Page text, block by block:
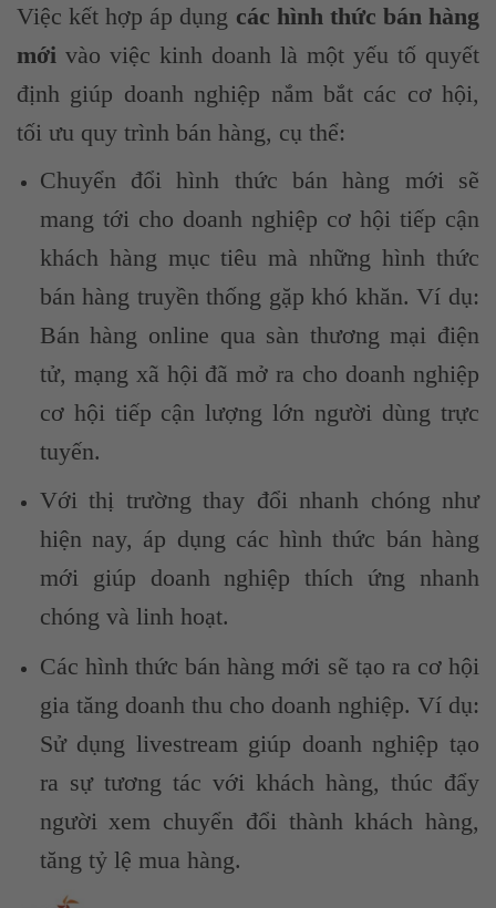
Việc kết hợp áp dụng các hình thức bán hàng
mới vào việc kinh doanh là một yếu tố quyết
định giúp doanh nghiệp nắm bắt các cơ hội,
tối ưu quy trình bán hàng, cụ thể:
Chuyển đổi hình thức bán hàng mới sẽ
mang tới cho doanh nghiệp cơ hội tiếp cận
khách hàng mục tiêu mà những hình thức
bán hàng truyền thống gặp khó khăn. Ví dụ:
Bán hàng online qua sàn thương mại điện
tử, mạng xã hội đã mở ra cho doanh nghiệp
cơ hội tiếp cận lượng lớn người dùng trực
tuyến.
Với thị trường thay đổi nhanh chóng như
hiện nay, áp dụng các hình thức bán hàng
mới giúp doanh nghiệp thích ứng nhanh
chóng và linh hoạt.
Các hình thức bán hàng mới sẽ tạo ra cơ hội
gia tăng doanh thu cho doanh nghiệp. Ví dụ:
Sử dụng livestream giúp doanh nghiệp tạo
ra sự tương tác với khách hàng, thúc đẩy
người xem chuyển đổi thành khách hàng,
tăng tỷ lệ mua hàng.